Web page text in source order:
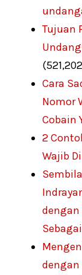
Tujuan
Cara
Nomor
Cobain
2
Wajib
dengan
dengan